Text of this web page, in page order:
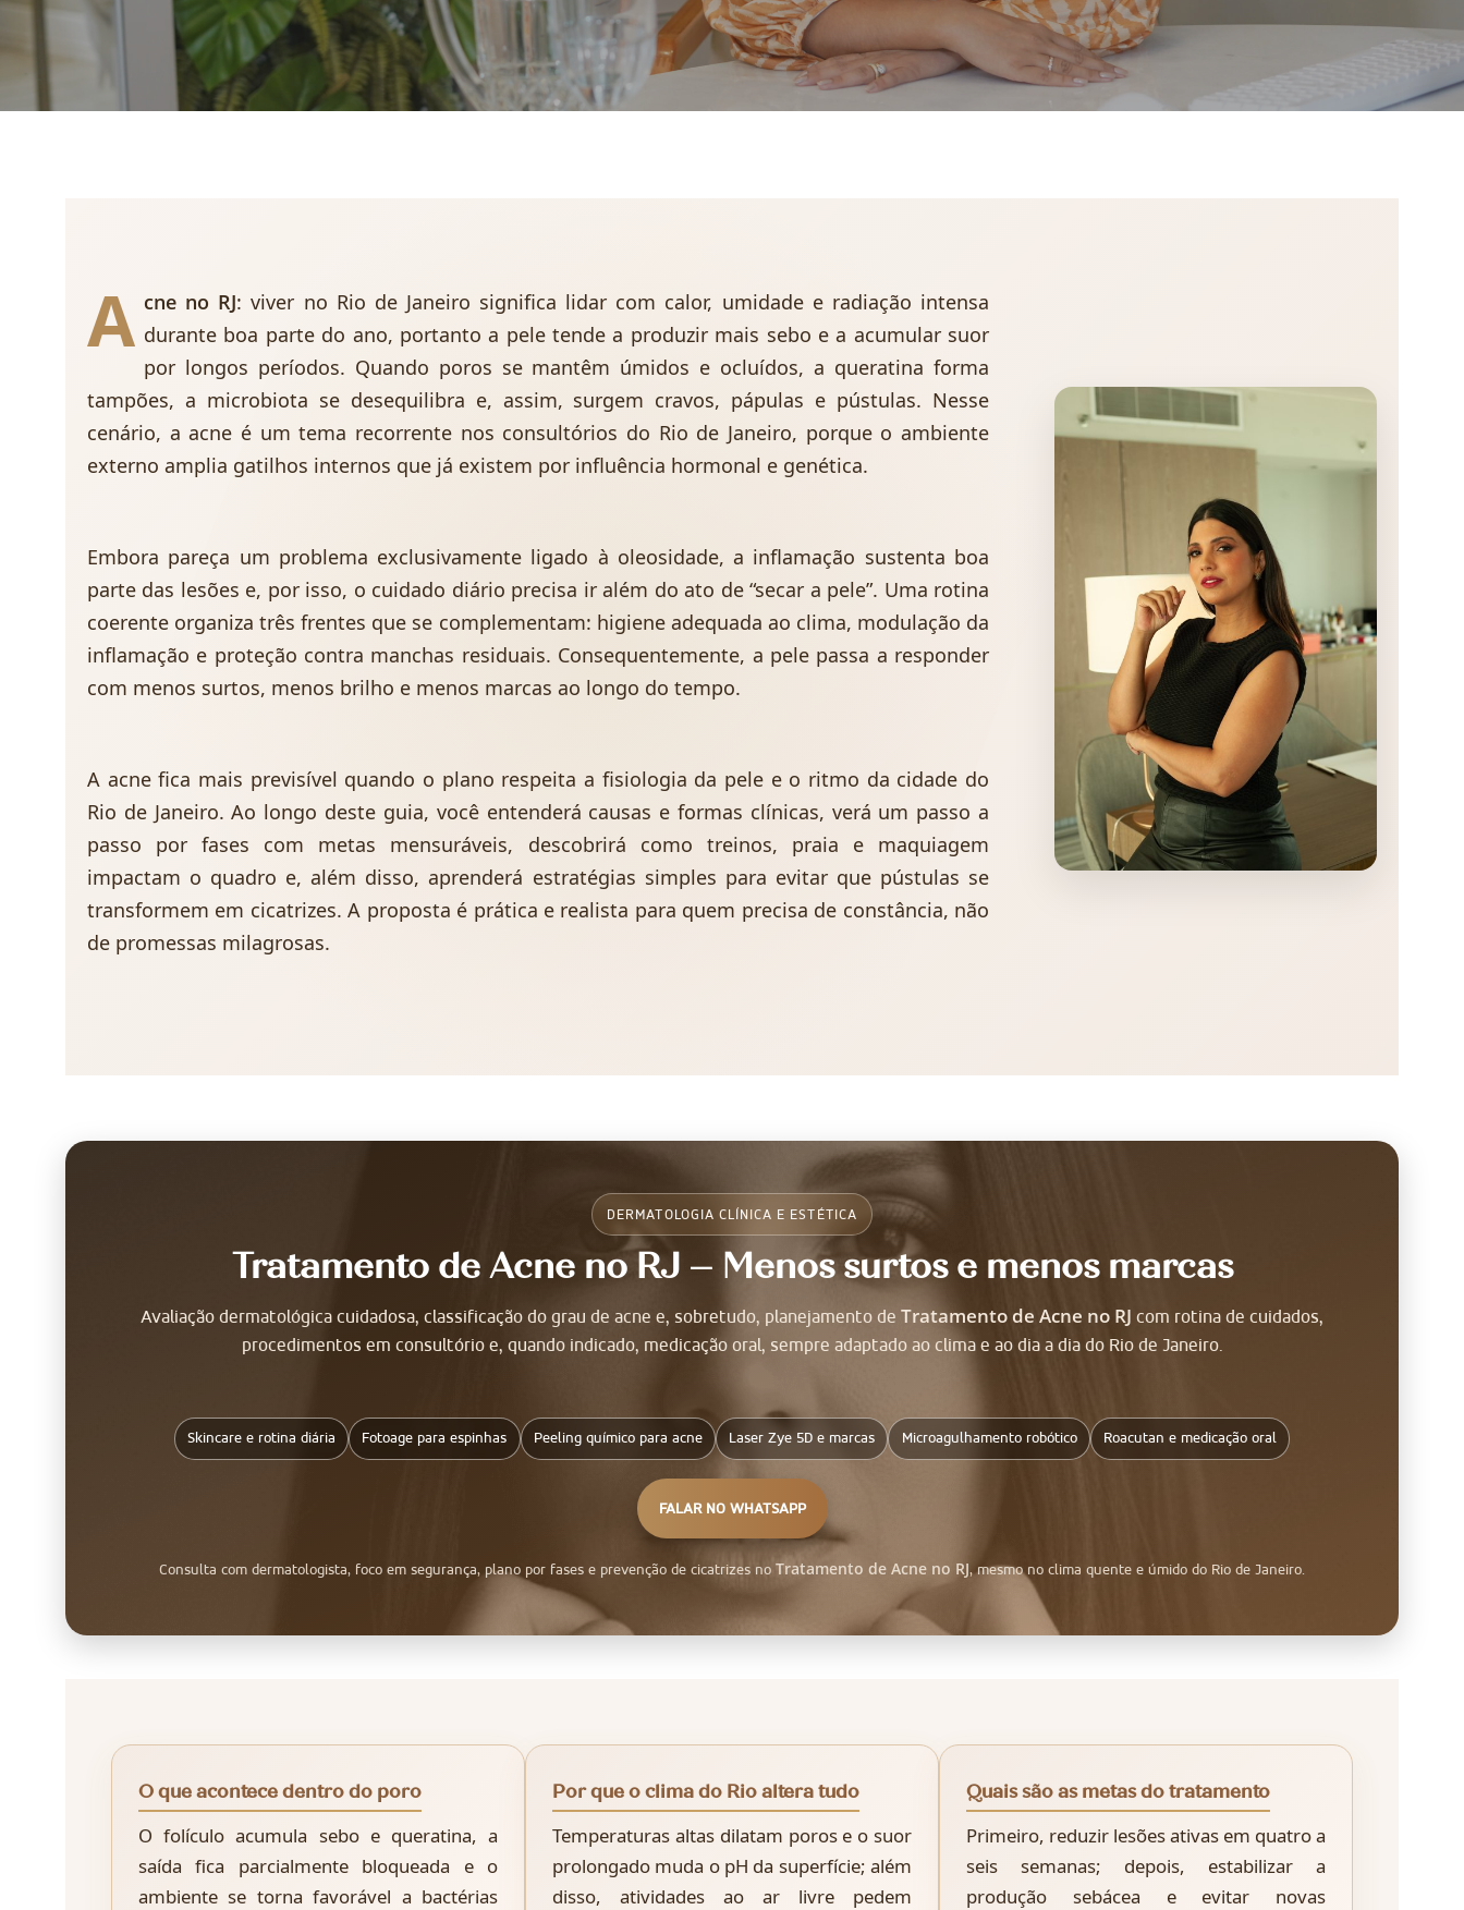
A cne no RJ: viver no Rio de Janeiro significa lidar com calor, umidade e radiação intensa
durante boa parte do ano, portanto a pele tende a produzir mais sebo e a acumular suor
por longos períodos. Quando poros se mantêm úmidos e ocluídos, a queratina forma
tampões, a microbiota se desequilibra e, assim, surgem cravos, pápulas e pústulas. Nesse
cenário, a acne é um tema recorrente nos consultórios do Rio de Janeiro, porque o ambiente
externo amplia gatilhos internos que já existem por influência hormonal e genética.
Embora pareça um problema exclusivamente ligado à oleosidade, a inflamação sustenta boa
parte das lesões e, por isso, o cuidado diário precisa ir além do ato de “secar a pele”. Uma rotina
coerente organiza três frentes que se complementam: higiene adequada ao clima, modulação da
inflamação e proteção contra manchas residuais. Consequentemente, a pele passa a responder
com menos surtos, menos brilho e menos marcas ao longo do tempo.
A acne fica mais previsível quando o plano respeita a fisiologia da pele e o ritmo da cidade do
Rio de Janeiro. Ao longo deste guia, você entenderá causas e formas clínicas, verá um passo a
passo por fases com metas mensuráveis, descobrirá como treinos, praia e maquiagem
impactam o quadro e, além disso, aprenderá estratégias simples para evitar que pústulas se
transformem em cicatrizes. A proposta é prática e realista para quem precisa de constância, não
de promessas milagrosas.
DERMATOLOGIA CLÍNICA E ESTÉTICA
Tratamento de Acne no RJ – Menos surtos e menos marcas
Avaliação dermatológica cuidadosa, classificação do grau de acne e, sobretudo, planejamento de Tratamento de Acne no RJ com rotina de cuidados,
procedimentos em consultório e, quando indicado, medicação oral, sempre adaptado ao clima e ao dia a dia do Rio de Janeiro.
Skincare e rotina diária Fotoage para espinhas Peeling químico para acne Laser Zye 5D e marcas Microagulhamento robótico Roacutan e medicação oral
FALAR NO WHATSAPP
Consulta com dermatologista, foco em segurança, plano por fases e prevenção de cicatrizes no Tratamento de Acne no RJ, mesmo no clima quente e úmido do Rio de Janeiro.
O que acontece dentro do poro
O folículo acumula sebo e queratina, a
saída fica parcialmente bloqueada e o
ambiente se torna favorável a bactérias
Por que o clima do Rio altera tudo
Temperaturas altas dilatam poros e o suor
prolongado muda o pH da superfície; além
disso, atividades ao ar livre pedem
Quais são as metas do tratamento
Primeiro, reduzir lesões ativas em quatro a
seis semanas; depois, estabilizar a
produção sebácea e evitar novas